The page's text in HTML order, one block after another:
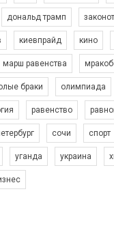
промо-ролік на
"Гей-альянс
ЛГБТ в Україні.
підтримки, щоб
з насильством
нас - просто
• 226 Нравится • 5
дональд трамп
киевпрайд кино
марш равенства
браки олимпиада
равенство
сочи спорт
уганда украина